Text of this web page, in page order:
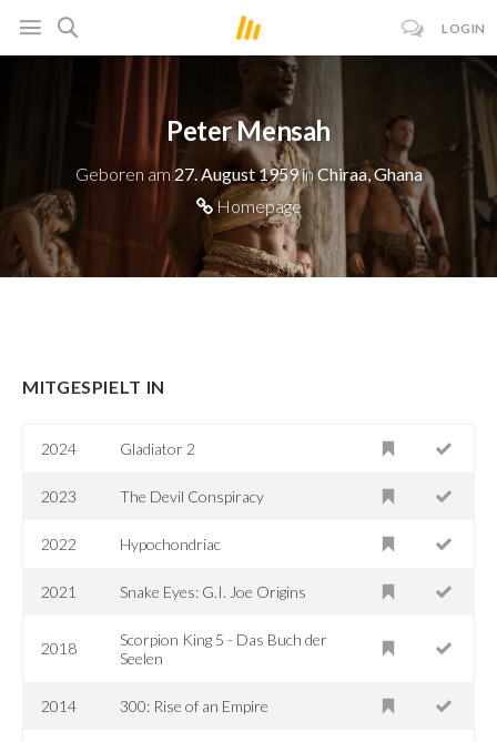
LOGIN
Peter Mensah
Geboren am 27. August 1959in Chiraa, Ghana
Homepage
MITGESPIELT IN
2024 Gladiator 2
2023 The Devil Conspiracy
2022 Hypochondriac
2021 Snake Eyes: G.I. Joe Origins
2018
Scorpion King 5 - Das Buch der
Seelen
2014 300: Rise of an Empire